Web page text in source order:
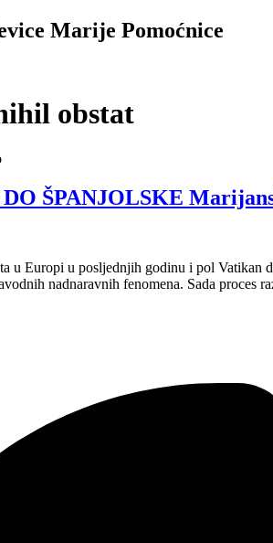
Marije Pomoćnice
obstat
ŠPANJOLSKE
u Europi u posljednjih godinu i pol Vatikan
nadnaravnih fenomena. Sada